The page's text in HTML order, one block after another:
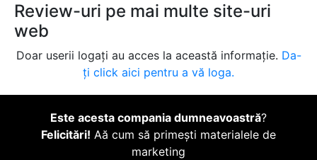
Review-uri pe mai multe site-uri
web
Doar userii logați au acces la această informație. Da-
ți click aici pentru a vă loga.
Este acesta compania dumneavoastră?
Felicitări! Aă cum să primești materialele de
marketing